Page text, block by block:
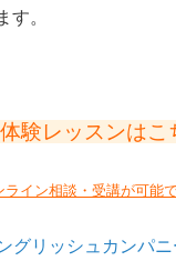
す。
験レッスンはこ
ライン相談・受講が可能
グリッシュカンパニ